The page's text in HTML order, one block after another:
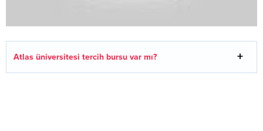
Atlas üniversitesi tercih bursu var mı?